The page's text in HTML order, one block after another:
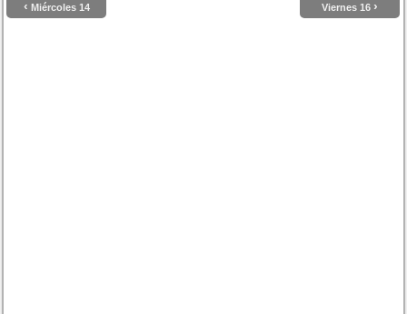
‹ Miércoles 14 Viernes 16 ›